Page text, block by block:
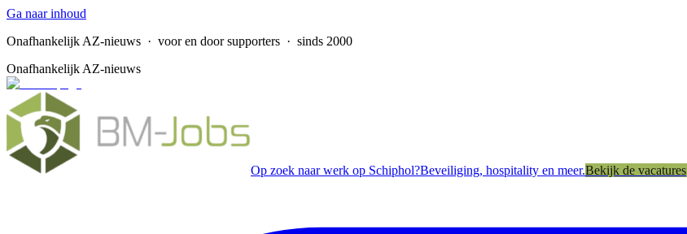
Ga naar inhoud
Onafhankelijk AZ-nieuws · voor en door supporters · sinds 2000
Onafhankelijk AZ-nieuws
Op zoek naar werk op Schiphol?Beveiliging, hospitality en meer.Bekijk de vacatures